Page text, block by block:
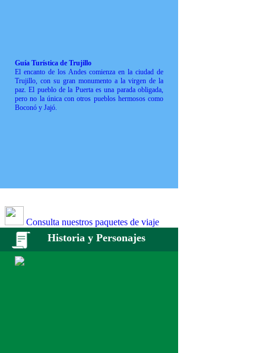
Guía Turística de Trujillo
El encanto de los Andes comienza en la ciudad de
Trujillo, con su gran monumento a la virgen de la
paz. El pueblo de la Puerta es una parada obligada,
pero no la única con otros pueblos hermosos como
Boconó y Jajó.
Consulta nuestros paquetes de viaje
Historia y Personajes